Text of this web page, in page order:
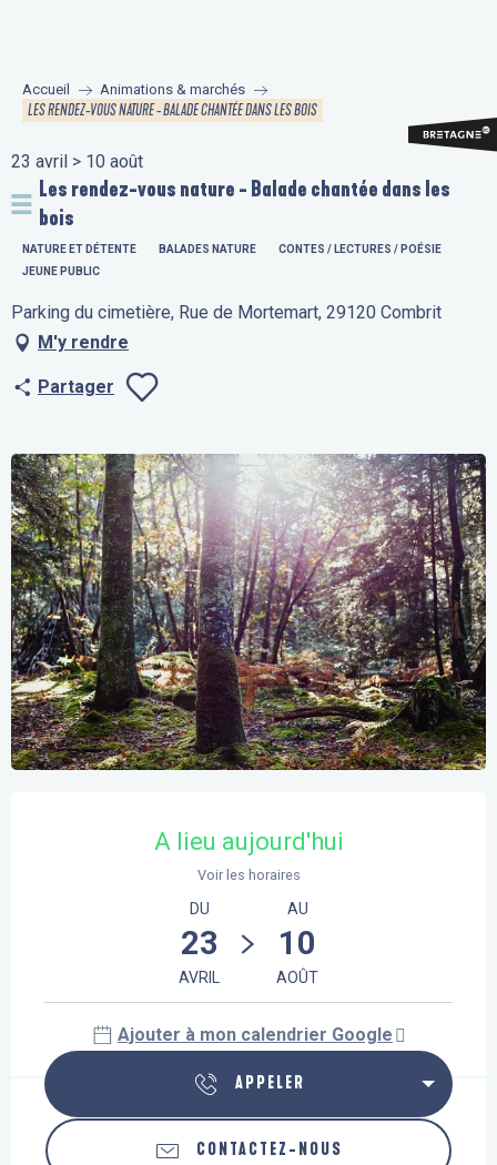
principal
Accueil Animations & marchés
LES RENDEZ-VOUS NATURE - BALADE CHANTÉE DANS LES BOIS
23 avril > 10 août
Les rendez-vous nature - Balade chantée dans les
bois
NATURE ET DÉTENTE BALADES NATURE
CONTES / LECTURES / POÉSIE
JEUNE PUBLIC
Parking du cimetière, Rue de Mortemart, 29120 Combrit
M'y rendre
Partager
A lieu aujourd'hui
Voir les horaires
DU
23
AVRIL
AU
10
AOÛT
Ajouter à mon calendrier Google
APPELER
CONTACTEZ-NOUS